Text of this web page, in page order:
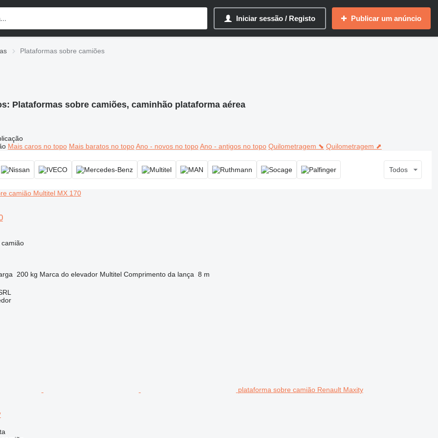
Iniciar sessão / Registo Publicar um anúncio
Plataformas sobre camiões
Plataformas sobre camiões, caminhão plataforma aérea
Mais caros no topo Mais baratos no topo Ano - novos no topo Ano - antigos no topo Quilometragem ⬊ Quilometragem ⬈
Todos
200 kg Marca do elevador Multitel Comprimento da lança 8 m
plataforma sobre camião Renault Maxity